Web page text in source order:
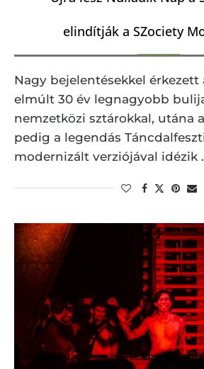
elindítják a SZociety
Nagy bejelentésekkel érkezett
elmúlt 30 év legnagyobb
nemzetközi sztárokkal, utána
pedig a legendás
modernizált verziójával idézik